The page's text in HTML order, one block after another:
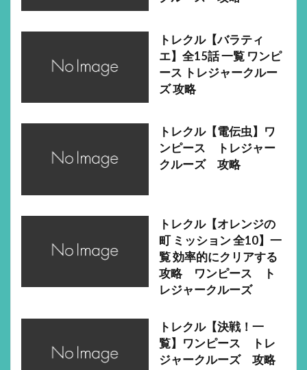
トレクル【バラティ
エ】全15話 一覧 ワンピ
ース トレジャークルー
ズ 攻略
トレクル【電伝虫】ワ
ンピース トレジャー
クルーズ 攻略
トレクル【オレンジの
町 ミッション 全10】一
覧 効率的にクリアする
攻略 ワンピース ト
レジャークルーズ
トレクル【決戦！一
覧】ワンピース トレ
ジャークルーズ 攻略